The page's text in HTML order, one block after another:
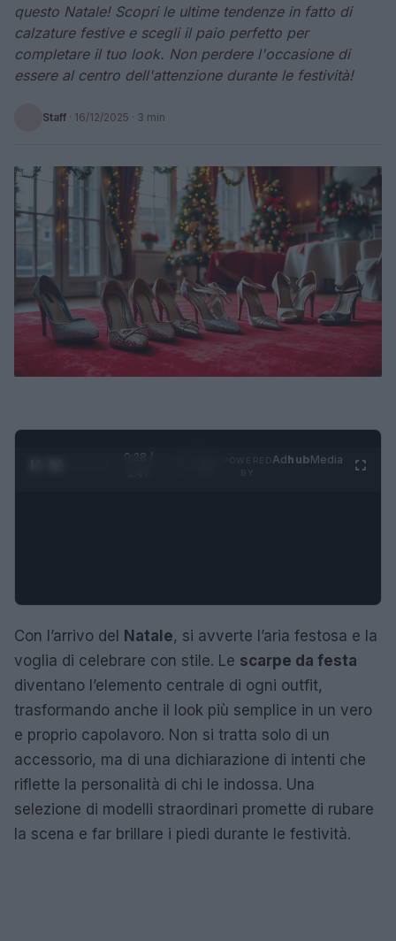
questo Natale! Scopri le ultime tendenze in fatto di
calzature festive e scegli il paio perfetto per
completare il tuo look. Non perdere l'occasione di
essere al centro dell'attenzione durante le festività!
Staff · 16/12/2025 · 3 min
0:29 /
AdhubMedia
Con l’arrivo del Natale, si avverte l’aria festosa e la
voglia di celebrare con stile. Le scarpe da festa
diventano l’elemento centrale di ogni outfit,
trasformando anche il look più semplice in un vero
e proprio capolavoro. Non si tratta solo di un
accessorio, ma di una dichiarazione di intenti che
riflette la personalità di chi le indossa. Una
selezione di modelli straordinari promette di rubare
la scena e far brillare i piedi durante le festività.